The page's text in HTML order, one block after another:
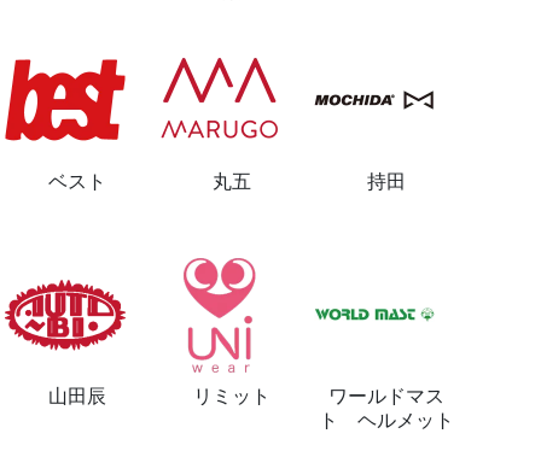
ベスト 丸五 持田
山田辰 リミット
ワールドマス
ト ヘルメット